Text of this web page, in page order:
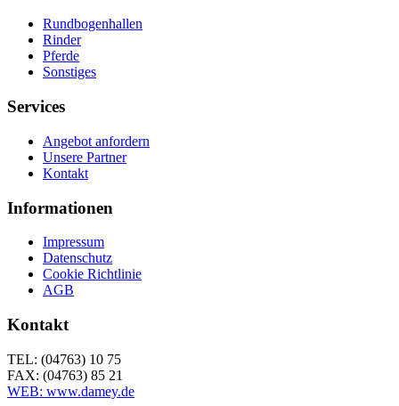
Rundbogenhallen
Rinder
Pferde
Sonstiges
Services
Angebot anfordern
Unsere Partner
Kontakt
Informationen
Impressum
Datenschutz
Cookie Richtlinie
AGB
Kontakt
TEL: (04763) 10 75
FAX: (04763) 85 21
WEB: www.damey.de